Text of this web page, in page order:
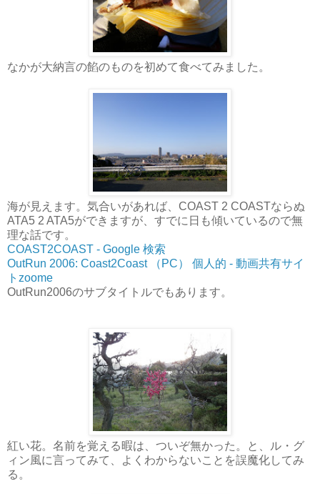
なかが大納言の餡のものを初めて食べてみました。
海が見えます。気合いがあれば、COAST 2 COASTならぬ
ATA5 2 ATA5ができますが、すでに日も傾いているので無
理な話です。
COAST2COAST - Google 検索
OutRun 2006: Coast2Coast （PC） 個人的 - 動画共有サイ
トzoome
OutRun2006のサブタイトルでもあります。
紅い花。名前を覚える暇は、ついぞ無かった。と、ル・グ
ィン風に言ってみて、よくわからないことを誤魔化してみ
る。